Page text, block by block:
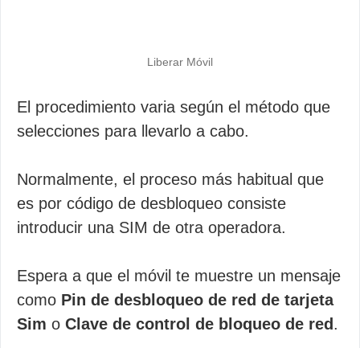
Liberar Móvil
El procedimiento varia según el método que
selecciones para llevarlo a cabo.
Normalmente, el proceso más habitual que
es por código de desbloqueo consiste
introducir una SIM de otra operadora.
Espera a que el móvil te muestre un mensaje
como Pin de desbloqueo de red de tarjeta
Sim o Clave de control de bloqueo de red .